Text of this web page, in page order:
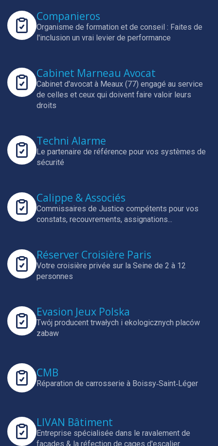
Companieros
Organisme de formation et de conseil : Faites de
l'inclusion un vrai levier de performance
Cabinet Marneau Avocat
Cabinet d'avocat à Meaux (77) engagé au service
de celles et ceux qui doivent faire valoir leurs
droits
Techni Alarme
Le partenaire de référence pour vos systèmes de
sécurité
Calippe & Associés
Commissaires de Justice compétents pour vos
constats, recouvrements, assignations...
Réserver Croisière Paris
Votre croisière privée sur la Seine de 2 à 12
personnes
Evasion Jeux Polska
Twój producent trwałych i ekologicznych placów
zabaw
CMB
Réparation de carrosserie à Boissy‑Saint‑Léger
LIVAN Bâtiment
Entreprise spécialisée dans le ravalement de
façades & la réfection de cages d'escalier